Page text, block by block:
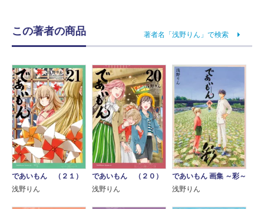
この著者の商品 著者名「浅野りん」で検索
であいもん （２１）
浅野りん
であいもん （２０）
浅野りん
であいもん 画集 ～彩～
浅野りん